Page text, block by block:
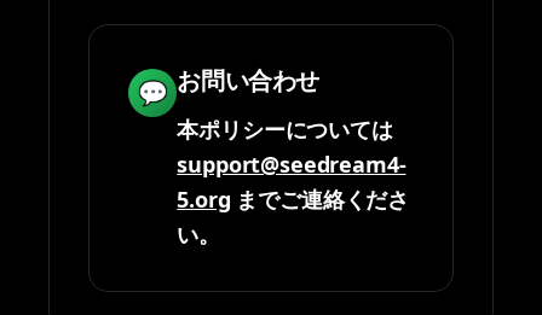
💬 お問い合わせ
本ポリシーについては
support@seedream4-
5.org までご連絡くださ
い。